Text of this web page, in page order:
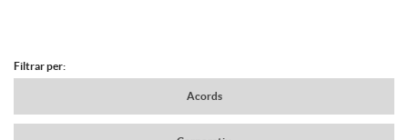
d
N
Filtrar per:
Acords